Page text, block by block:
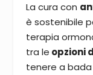
La cura con
è sostenibile
terapia
tra le opzioni
tenere a